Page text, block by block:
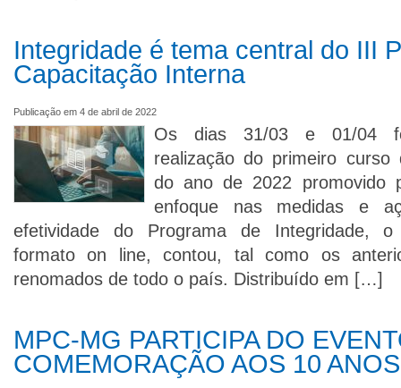
Integridade é tema central do III
Capacitação Interna
Publicação em 4 de abril de 2022
Os dias 31/03 e 01/04
realização do primeiro curso
do ano de 2022 promovido
enfoque nas medidas e
efetividade do Programa de Integridade,
formato on line, contou, tal como os
renomados de todo o país. Distribuído em […]
MPC-MG PARTICIPA DO
COMEMORAÇÃO AOS 10